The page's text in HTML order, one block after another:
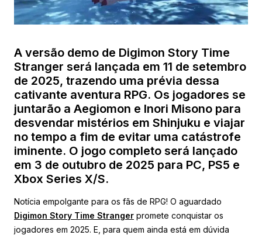
A versão demo de Digimon Story Time
Stranger será lançada em 11 de setembro
de 2025, trazendo uma prévia dessa
cativante aventura RPG. Os jogadores se
juntarão a Aegiomon e Inori Misono para
desvendar mistérios em Shinjuku e viajar
no tempo a fim de evitar uma catástrofe
iminente. O jogo completo será lançado
em 3 de outubro de 2025 para PC, PS5 e
Xbox Series X/S.
Notícia empolgante para os fãs de RPG! O aguardado
Digimon Story Time Stranger promete conquistar os
jogadores em 2025. E, para quem ainda está em dúvida